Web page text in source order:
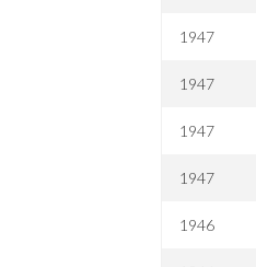
1947
1947
1947
1947
1946